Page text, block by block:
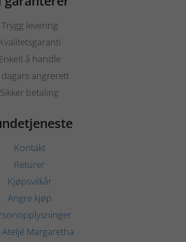
Trygg levering
Kvalitetsgaranti
Enkelt å handle
dagars angrerett
Sikker betaling
Kontakt
Returer
Kjøpsvilkår
Angre kjøp
Ateljé Margaretha